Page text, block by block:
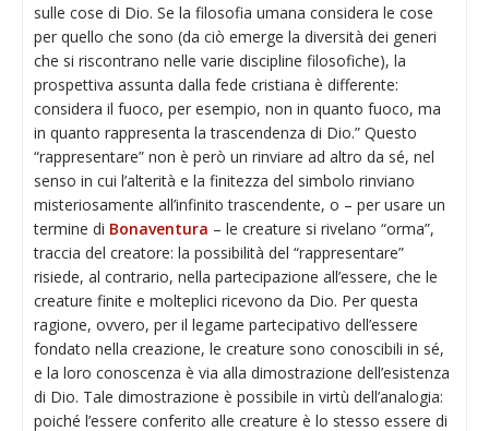
sulle cose di Dio. Se la filosofia umana considera le cose
per quello che sono (da ciò emerge la diversità dei generi
che si riscontrano nelle varie discipline filosofiche), la
prospettiva assunta dalla fede cristiana è differente:
considera il fuoco, per esempio, non in quanto fuoco, ma
in quanto rappresenta la trascendenza di Dio.” Questo
“rappresentare” non è però un rinviare ad altro da sé, nel
senso in cui l’alterità e la finitezza del simbolo rinviano
misteriosamente all’infinito trascendente, o – per usare un
termine di Bonaventura – le creature si rivelano “orma”,
traccia del creatore: la possibilità del “rappresentare”
risiede, al contrario, nella partecipazione all’essere, che le
creature finite e molteplici ricevono da Dio. Per questa
ragione, ovvero, per il legame partecipativo dell’essere
fondato nella creazione, le creature sono conoscibili in sé,
e la loro conoscenza è via alla dimostrazione dell’esistenza
di Dio. Tale dimostrazione è possibile in virtù dell’analogia:
poiché l’essere conferito alle creature è lo stesso essere di